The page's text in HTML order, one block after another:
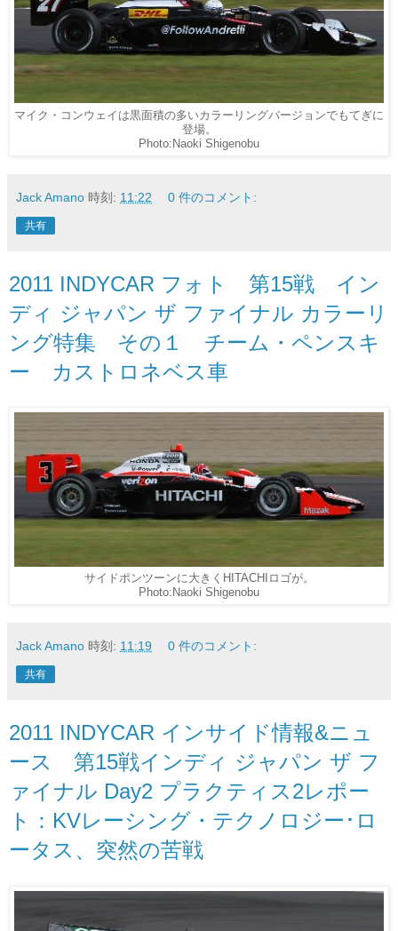
マイク・コンウェイは黒面積の多いカラーリングバージョンでもてぎに
登場。
Photo:Naoki Shigenobu
Jack Amano 時刻: 11:22 0 件のコメント:
共有
2011 INDYCAR フォト 第15戦 イン
ディ ジャパン ザ ファイナル カラーリ
ング特集 その１ チーム・ペンスキ
ー カストロネベス車
サイドポンツーンに大きくHITACHIロゴが。
Photo:Naoki Shigenobu
Jack Amano 時刻: 11:19 0 件のコメント:
共有
2011 INDYCAR インサイド情報&ニュ
ース 第15戦インディ ジャパン ザ フ
ァイナル Day2 プラクティス2レポー
ト：KVレーシング・テクノロジー･ロ
ータス、突然の苦戦